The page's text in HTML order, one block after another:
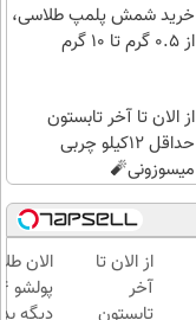
خرید شمش پلمپ طلاسی،
از ۰.۵ گرم تا ۱۰ گرم
از الان تا آخر تابستون
حداقل 12کیلو چربی
میسوزونی🧨
از الان تا
آخر
تابستون
الان
دیگه